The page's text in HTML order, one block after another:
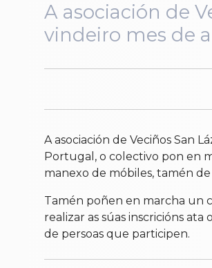
A asociación de
vindeiro mes de
A asociación de Veciños San
Portugal, o colectivo pon en
manexo de móbiles, tamén de
Tamén poñen en marcha un
realizar as súas inscricións
de persoas que participen.